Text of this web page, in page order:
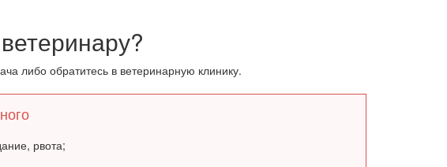
либо обратитесь в ветеринарную клинику.
рвота;